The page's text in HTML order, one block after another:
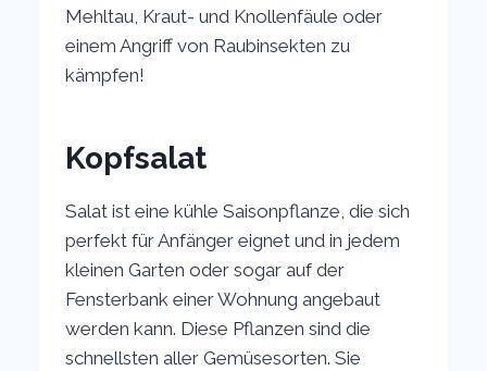
Mehltau, Kraut- und Knollenfäule oder
einem Angriff von Raubinsekten zu
kämpfen!
Kopfsalat
Salat ist eine kühle Saisonpflanze, die sich
perfekt für Anfänger eignet und in jedem
kleinen Garten oder sogar auf der
Fensterbank einer Wohnung angebaut
werden kann. Diese Pflanzen sind die
schnellsten aller Gemüsesorten. Sie